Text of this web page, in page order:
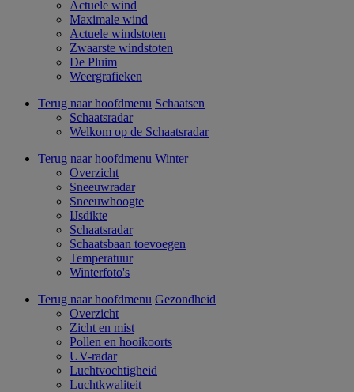
Actuele wind
Maximale wind
Actuele windstoten
Zwaarste windstoten
De Pluim
Weergrafieken
Terug naar hoofdmenu Schaatsen
Schaatsradar
Welkom op de Schaatsradar
Terug naar hoofdmenu Winter
Overzicht
Sneeuwradar
Sneeuwhoogte
IJsdikte
Schaatsradar
Schaatsbaan toevoegen
Temperatuur
Winterfoto's
Terug naar hoofdmenu Gezondheid
Overzicht
Zicht en mist
Pollen en hooikoorts
UV-radar
Luchtvochtigheid
Luchtkwaliteit